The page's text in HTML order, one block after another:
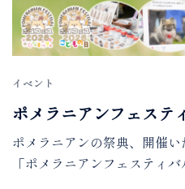
イベント
ポメラニアンフェステ
ポメラニアンの祭典、開催
「ポメラニアンフェスティ